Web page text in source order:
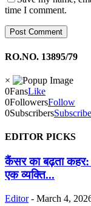
time I comment.
RO.NO. 13895/79
×
0FansLike
0FollowersFollow
0SubscribersSubscribe
EDITOR PICKS
कैंसर का बढ़ता कहर:
एक व्यक्ति...
Editor - March 4,